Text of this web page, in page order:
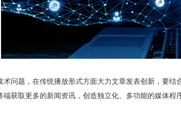
问题，在传统播放形式方面大力文章发表创新，要
获取更多的新闻资讯，创造独立化、多功能的媒体